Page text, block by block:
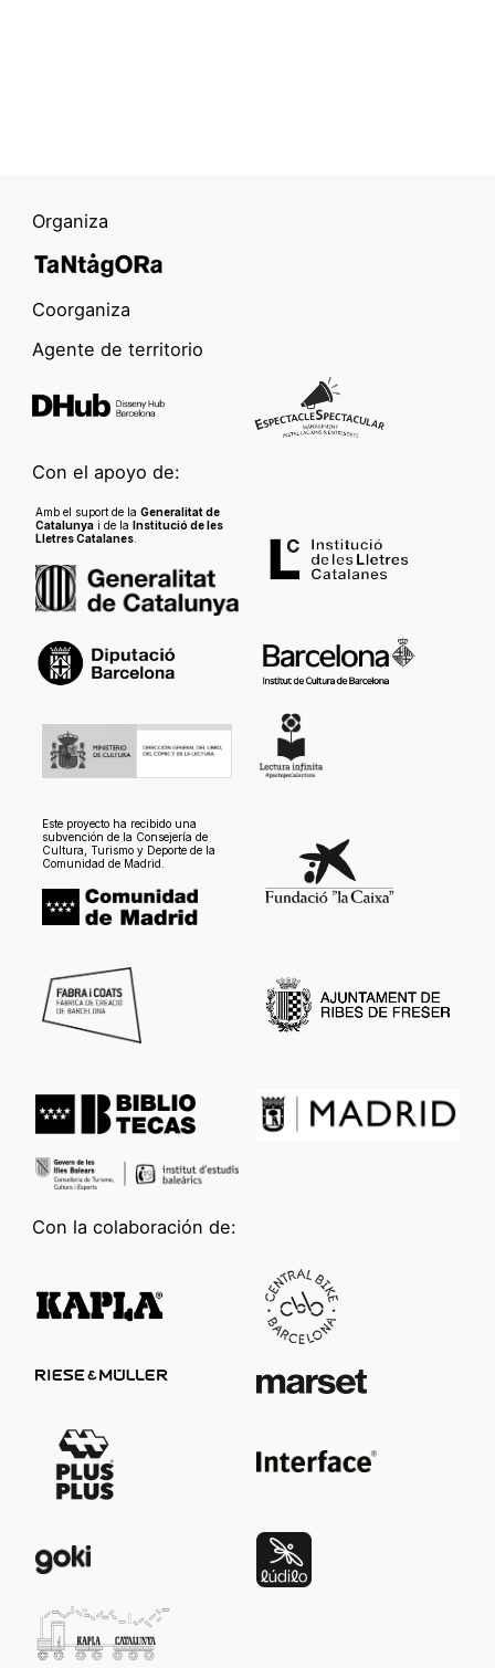
Organiza
Coorganiza
Agente de territorio
Con el apoyo de:
Amb el suport de la Generalitat de
Catalunyai de la Institució de les
Lletres Catalanes.
Este proyecto ha recibido una
subvención de la Consejería de
Cultura, Turismo y Deporte de la
Comunidad de Madrid.
Con la colaboración de: